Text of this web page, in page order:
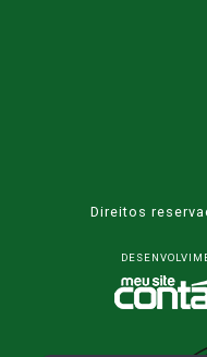
Direitos